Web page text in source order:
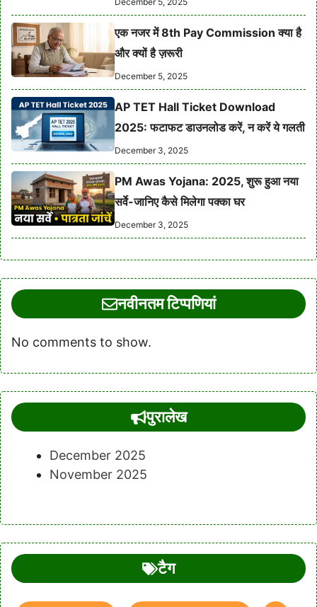
एक नजर में 8th Pay Commission क्या है
और क्यों है ज़रूरी
December 5, 2025
AP TET Hall Ticket Download
2025: फटाफट डाउनलोड करें, न करें ये गलती
December 3, 2025
PM Awas Yojana: 2025, शुरू हुआ नया
सर्वे-जानिए कैसे मिलेगा पक्का घर
December 3, 2025
नवीनतम टिप्पणियां
No comments to show.
पुरालेख
December 2025
November 2025
टैग